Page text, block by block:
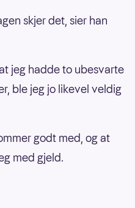
skjer det, sier han
jeg hadde to ubesvarte
ble jeg jo likevel veldig
godt med, og at
med gjeld.